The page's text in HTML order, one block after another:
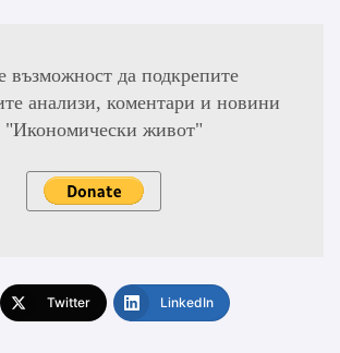
възможност да подкрепите
анализи, коментари и новини
"Икономически живот"
Twitter LinkedIn